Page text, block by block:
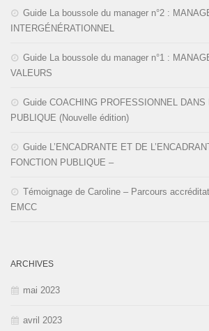
Guide La boussole du manager n°2 :
INTERGÉNÉRATIONNEL
Guide La boussole du manager n°1 :
VALEURS
Guide COACHING PROFESSIONNEL DANS
PUBLIQUE (Nouvelle édition)
Guide L’ENCADRANTE ET DE
FONCTION PUBLIQUE –
Témoignage de Caroline – Parcours
EMCC
ARCHIVES
mai 2023
avril 2023